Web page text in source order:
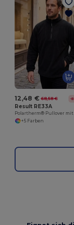
12,48 € 68,58 € -
Result RE33A
+5 Farben